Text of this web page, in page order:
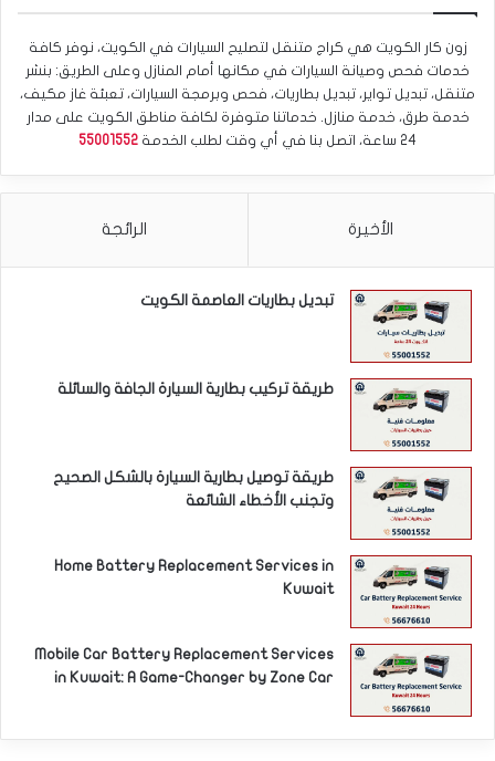
زون كار الكويت هي كراج متنقل لتصليح السيارات في الكويت، نوفر كافة
خدمات فحص وصيانة السيارات في مكانها أمام المنازل وعلى الطريق: بنشر
متنقل، تبديل تواير، تبديل بطاريات، فحص وبرمجة السيارات، تعبئة غاز مكيف،
خدمة طرق، خدمة منازل. خدماتنا متوفرة لكافة مناطق الكويت على مدار
24 ساعة، اتصل بنا في أي وقت لطلب الخدمة
55001552
الأخيرة الرائجة
تبديل بطاريات العاصمة الكويت
طريقة تركيب بطارية السيارة الجافة والسائلة
طريقة توصيل بطارية السيارة بالشكل الصحيح
وتجنب الأخطاء الشائعة
Home Battery Replacement Services in
Kuwait
Mobile Car Battery Replacement Services
in Kuwait: A Game-Changer by Zone Car